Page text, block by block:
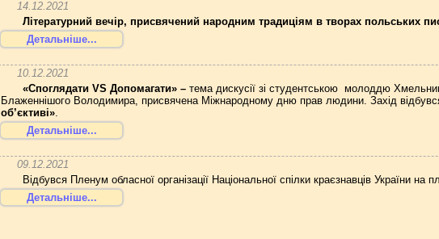
14.12.2021
Літературний вечір, присвячений народним традиціям в творах польських
Детальніше...
10.12.2021
«Споглядати VS Допомагати» – тема дискусії зі студентською молоддю
Блаженнішого Володимира, присвячена Міжнародному дню прав людини. Захід
об’єктиві».
Детальніше...
09.12.2021
Відбувся Пленум обласної організації Національної спілки краєзнавців України на
Детальніше...